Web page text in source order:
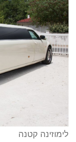
לימוזינה קטנה